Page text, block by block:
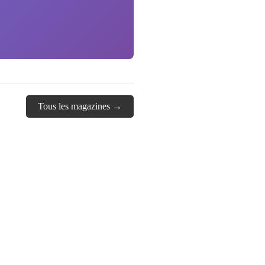
Tous les magazines →